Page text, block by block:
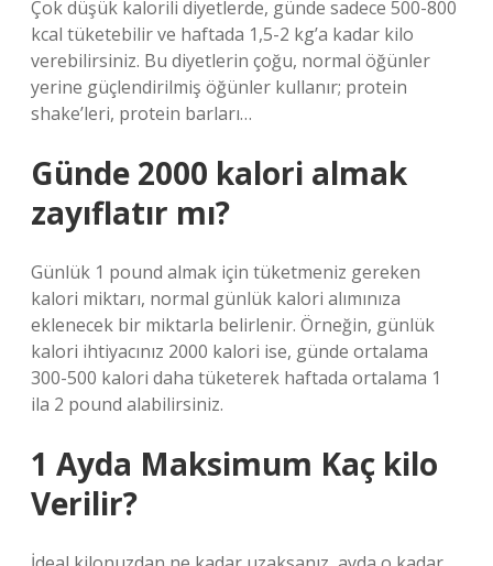
Çok düşük kalorili diyetlerde, günde sadece 500-800
kcal tüketebilir ve haftada 1,5-2 kg’a kadar kilo
verebilirsiniz. Bu diyetlerin çoğu, normal öğünler
yerine güçlendirilmiş öğünler kullanır; protein
shake’leri, protein barları…
Günde 2000 kalori almak
zayıflatır mı?
Günlük 1 pound almak için tüketmeniz gereken
kalori miktarı, normal günlük kalori alımınıza
eklenecek bir miktarla belirlenir. Örneğin, günlük
kalori ihtiyacınız 2000 kalori ise, günde ortalama
300-500 kalori daha tüketerek haftada ortalama 1
ila 2 pound alabilirsiniz.
1 Ayda Maksimum Kaç kilo
Verilir?